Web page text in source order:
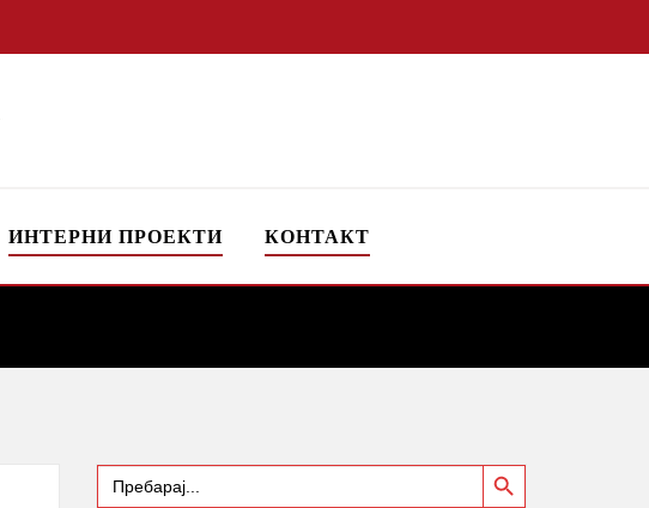
ИНТЕРНИ ПРОЕКТИ КОНТАКТ
Search
for:
Search Button